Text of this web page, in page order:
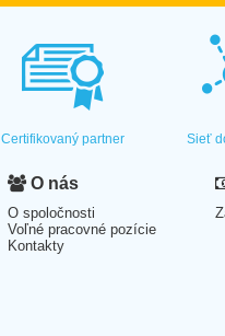
Certifikovaný partner Sieť
O nás
O spoločnosti
Voľné pracovné pozície
Kontakty